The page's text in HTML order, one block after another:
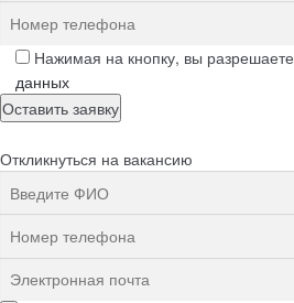
Нажимая на кнопку, вы разрешаете
данных
Откликнуться на вакансию